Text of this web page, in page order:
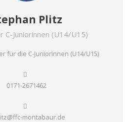
Plitz
C-Juniorinnen (U14/U15)
für die C-Juniorinnen (U14/U15)
0171-2671462
montabaur.de